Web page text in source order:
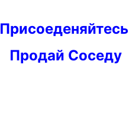
Присоеденяйтесь
Продай Соседу